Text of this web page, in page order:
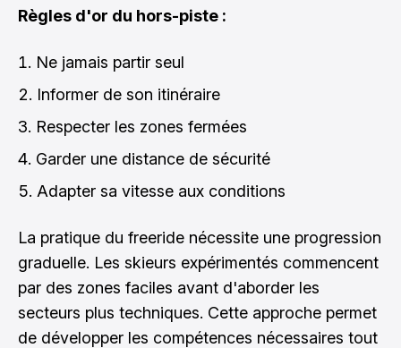
Règles d'or du hors-piste :
Ne jamais partir seul
Informer de son itinéraire
Respecter les zones fermées
Garder une distance de sécurité
Adapter sa vitesse aux conditions
La pratique du freeride nécessite une progression
graduelle. Les skieurs expérimentés commencent
par des zones faciles avant d'aborder les
secteurs plus techniques. Cette approche permet
de développer les compétences nécessaires tout